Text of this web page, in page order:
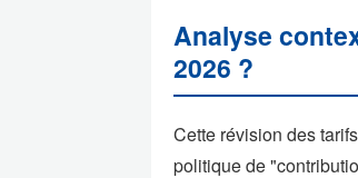
Analyse
2026 ?
Cette révision des
politique de